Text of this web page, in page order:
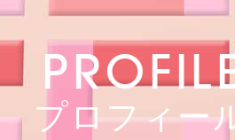
プロフィー